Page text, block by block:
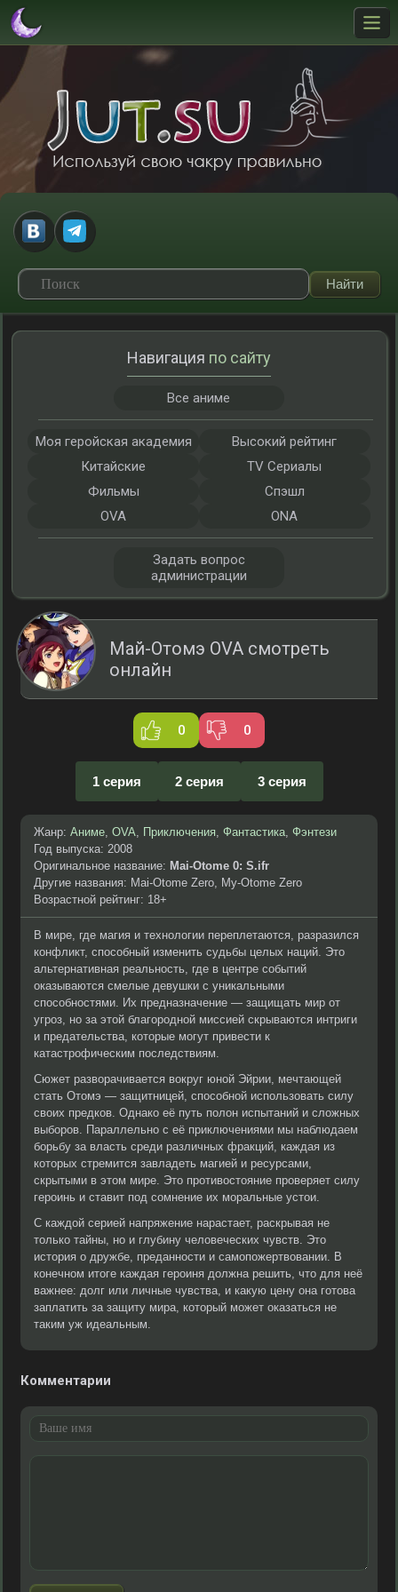
Май-Отомэ OVA смотреть
онлайн
0 0
1 серия 2 серия 3 серия
Жанр: Аниме, OVA, Приключения, Фантастика, Фэнтези
Год выпуска: 2008
Оригинальное название: Mai-Otome 0: S.ifr
Другие названия: Mai-Otome Zero, My-Otome Zero
Возрастной рейтинг: 18+
В мире, где магия и технологии переплетаются, разразился
конфликт, способный изменить судьбы целых наций. Это
альтернативная реальность, где в центре событий
оказываются смелые девушки с уникальными
способностями. Их предназначение — защищать мир от
угроз, но за этой благородной миссией скрываются интриги
и предательства, которые могут привести к
катастрофическим последствиям.
Сюжет разворачивается вокруг юной Эйрии, мечтающей
стать Отомэ — защитницей, способной использовать силу
своих предков. Однако её путь полон испытаний и сложных
выборов. Параллельно с её приключениями мы наблюдаем
борьбу за власть среди различных фракций, каждая из
которых стремится завладеть магией и ресурсами,
скрытыми в этом мире. Это противостояние проверяет силу
героинь и ставит под сомнение их моральные устои.
С каждой серией напряжение нарастает, раскрывая не
только тайны, но и глубину человеческих чувств. Это
история о дружбе, преданности и самопожертвовании. В
конечном итоге каждая героиня должна решить, что для неё
важнее: долг или личные чувства, и какую цену она готова
заплатить за защиту мира, который может оказаться не
таким уж идеальным.
Комментарии
Навигация по сайту
Все аниме
Моя геройская академия
Высокий рейтинг
Китайские
TV Сериалы
Фильмы
Спэшл
OVA
ONA
Задать вопрос
администрации